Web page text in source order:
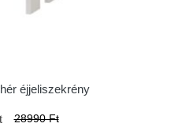
éjjeliszekrény
28990 Ft